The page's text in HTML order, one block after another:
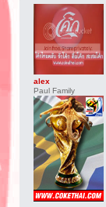
alex
Paul Family